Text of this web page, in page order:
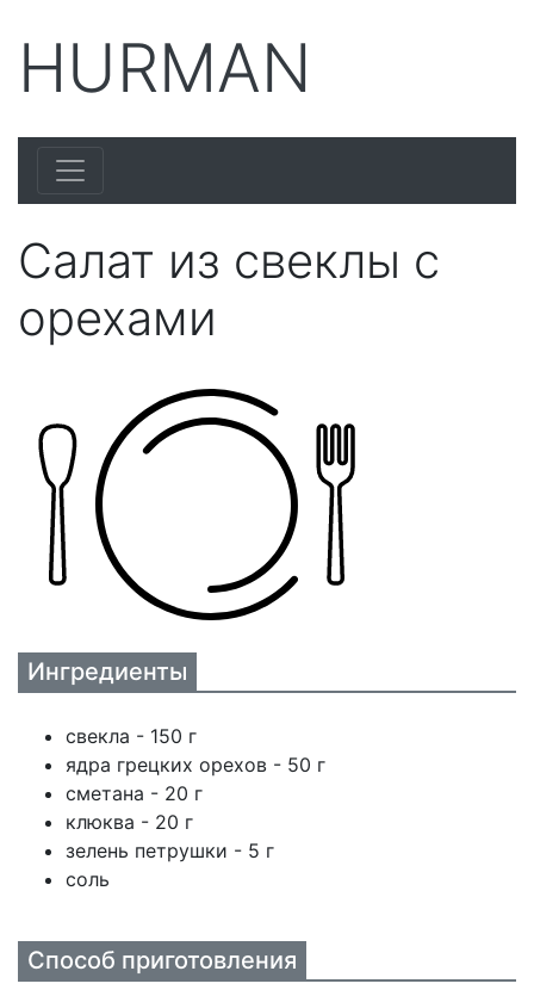
HURMAN
Салат из свеклы с
орехами
Ингредиенты
свекла - 150 г
ядра грецких орехов - 50 г
сметана - 20 г
клюква - 20 г
зелень петрушки - 5 г
соль
Способ приготовления